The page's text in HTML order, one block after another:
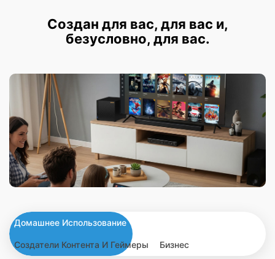
Создан для вас, для вас и,
безусловно, для вас.
Домашнее Использование
Создатели Контента И Геймеры Бизнес